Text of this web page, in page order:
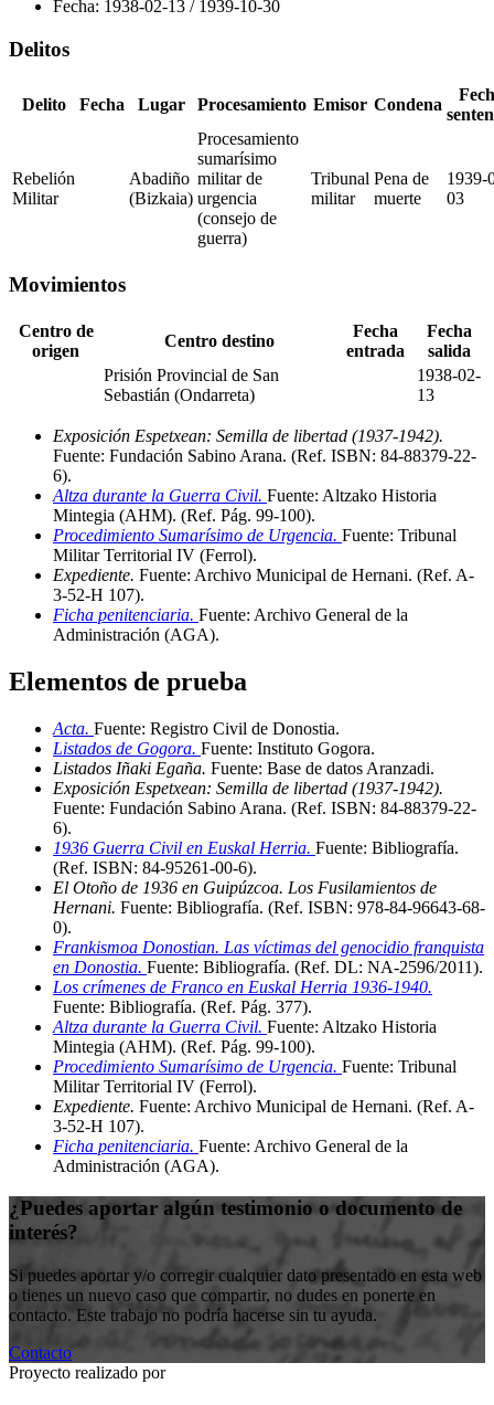
Fecha: 1938-02-13 / 1939-10-30
Delitos
Delito Fecha Lugar Procesamiento Emisor Condena
Rebelión
Militar
Abadiño
(Bizkaia)
Procesamiento
sumarísimo
militar de
urgencia
(consejo de
guerra)
Tribunal
militar
Pena de
muerte
1939-
03
Movimientos
Centro de
origen
Centro destino
Fecha
entrada
Fecha
salida
Prisión Provincial de San
Sebastián (Ondarreta)
1938-02-
13
Exposición Espetxean: Semilla de libertad (1937-1942).
Fuente: Fundación Sabino Arana. (Ref. ISBN: 84-88379-22-
6).
Altza durante la Guerra Civil. Fuente: Altzako Historia
Mintegia (AHM). (Ref. Pág. 99-100).
Procedimiento Sumarísimo de Urgencia. Fuente: Tribunal
Militar Territorial IV (Ferrol).
Expediente. Fuente: Archivo Municipal de Hernani. (Ref. A-
3-52-H 107).
Ficha penitenciaria. Fuente: Archivo General de la
Administración (AGA).
Elementos de prueba
Acta. Fuente: Registro Civil de Donostia.
Listados de Gogora. Fuente: Instituto Gogora.
Listados Iñaki Egaña. Fuente: Base de datos Aranzadi.
Exposición Espetxean: Semilla de libertad (1937-1942).
Fuente: Fundación Sabino Arana. (Ref. ISBN: 84-88379-22-
6).
1936 Guerra Civil en Euskal Herria. Fuente: Bibliografía.
(Ref. ISBN: 84-95261-00-6).
El Otoño de 1936 en Guipúzcoa. Los Fusilamientos de
Hernani. Fuente: Bibliografía. (Ref. ISBN: 978-84-96643-68-
0).
Frankismoa Donostian. Las víctimas del genocidio franquista
en Donostia. Fuente: Bibliografía. (Ref. DL: NA-2596/2011).
Los crímenes de Franco en Euskal Herria 1936-1940.
Fuente: Bibliografía. (Ref. Pág. 377).
Altza durante la Guerra Civil. Fuente: Altzako Historia
Mintegia (AHM). (Ref. Pág. 99-100).
Procedimiento Sumarísimo de Urgencia. Fuente: Tribunal
Militar Territorial IV (Ferrol).
Expediente. Fuente: Archivo Municipal de Hernani. (Ref. A-
3-52-H 107).
Ficha penitenciaria. Fuente: Archivo General de la
Administración (AGA).
¿Puedes aportar algún testimonio o documento de
interés?
Si puedes aportar y/o corregir cualquier dato presentado en esta web
o tienes un nuevo caso que compartir, no dudes en ponerte en
contacto. Este trabajo no podría hacerse sin tu ayuda.
Contacto
Proyecto realizado por